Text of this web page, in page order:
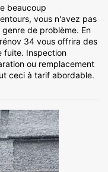
beaucoup
vous n'avez pas
de problème. En
34 vous offrira des
fuite. Inspection
ou remplacement
ceci à tarif abordable.